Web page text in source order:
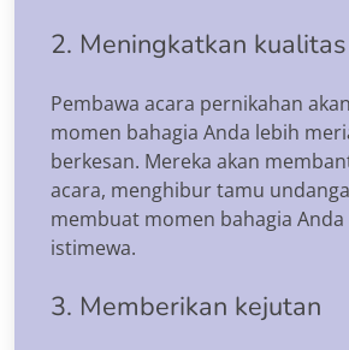
2. Meningkatkan
Pembawa acara pernikahan
momen bahagia Anda lebih
berkesan. Mereka akan
acara, menghibur tamu
membuat momen bahagia
istimewa.
3. Memberikan kejutan